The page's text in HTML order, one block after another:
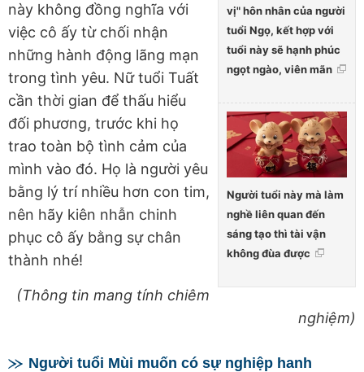
vị" hôn nhân của người
tuổi Ngọ, kết hợp với
tuổi này sẽ hạnh phúc
ngọt ngào, viên mãn
Người tuổi này mà làm
nghề liên quan đến
sáng tạo thì tài vận
không đùa được
này không đồng nghĩa với
việc cô ấy từ chối nhận
những hành động lãng mạn
trong tình yêu. Nữ tuổi Tuất
cần thời gian để thấu hiểu
đối phương, trước khi họ
trao toàn bộ tình cảm của
mình vào đó. Họ là người yêu
bằng lý trí nhiều hơn con tim,
nên hãy kiên nhẫn chinh
phục cô ấy bằng sự chân
thành nhé!
(Thông tin mang tính chiêm
nghiệm)
Người tuổi Mùi muốn có sự nghiệp hanh